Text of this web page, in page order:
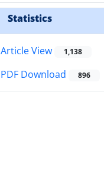
Statistics
Article View 1,138
PDF Download 896